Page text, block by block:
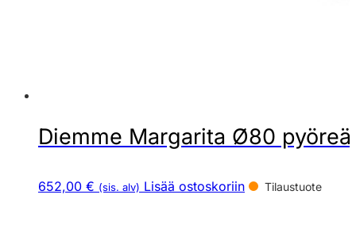
Diemme Margarita Ø80
652,00 € (sis. alv) Lisää ostoskoriin Tilaustuote